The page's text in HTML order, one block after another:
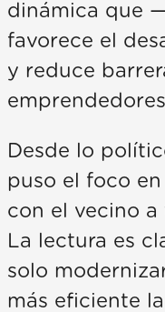
dinámica que
favorece el
y reduce
Desde lo
puso el foco
con el vecino a
La lectura es
solo
más eficiente